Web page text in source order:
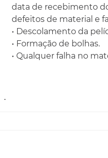
data de recebimento
defeitos de material e
• Descolamento da
• Formação de bolhas.
• Qualquer falha no
.